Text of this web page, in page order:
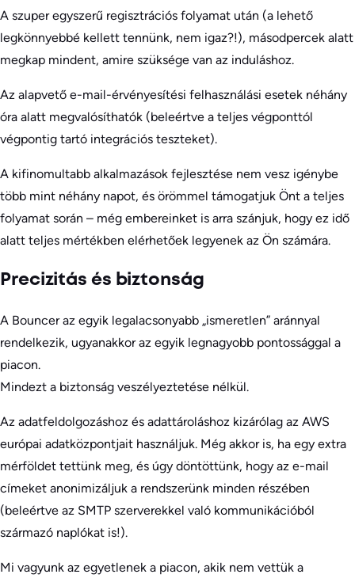
A szuper egyszerű regisztrációs folyamat után (a lehető
legkönnyebbé kellett tennünk, nem igaz?!), másodpercek alatt
megkap mindent, amire szüksége van az induláshoz.
Az alapvető e-mail-érvényesítési felhasználási esetek néhány
óra alatt megvalósíthatók (beleértve a teljes végponttól
végpontig tartó integrációs teszteket).
A kifinomultabb alkalmazások fejlesztése nem vesz igénybe
több mint néhány napot, és örömmel támogatjuk Önt a teljes
folyamat során – még embereinket is arra szánjuk, hogy ez idő
alatt teljes mértékben elérhetőek legyenek az Ön számára.
Precizitás és biztonság
A Bouncer az egyik legalacsonyabb „ismeretlen” aránnyal
rendelkezik, ugyanakkor az egyik legnagyobb pontossággal a
piacon.
Mindezt a biztonság veszélyeztetése nélkül.
Az adatfeldolgozáshoz és adattároláshoz kizárólag az AWS
európai adatközpontjait használjuk. Még akkor is, ha egy extra
mérföldet tettünk meg, és úgy döntöttünk, hogy az e-mail
címeket anonimizáljuk a rendszerünk minden részében
(beleértve az SMTP szerverekkel való kommunikációból
származó naplókat is!).
Mi vagyunk az egyetlenek a piacon, akik nem vettük a